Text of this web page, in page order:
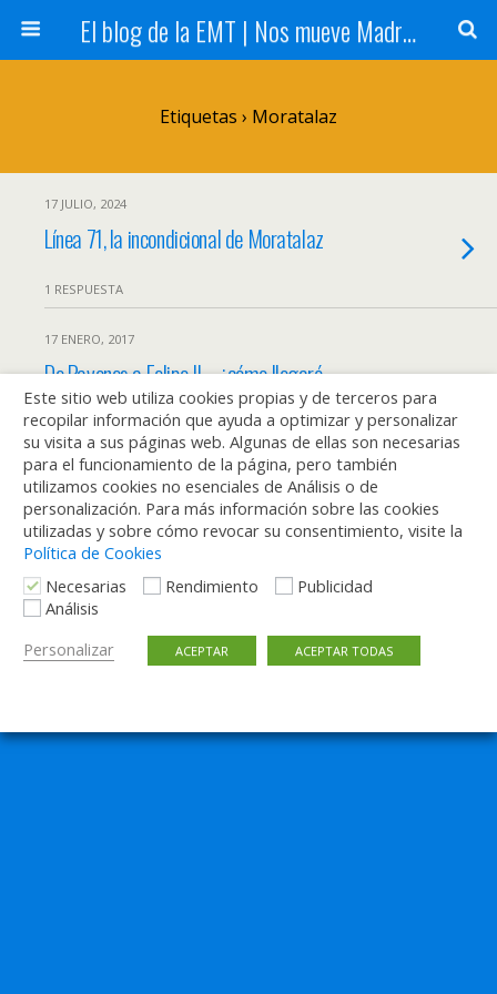
El blog de la EMT | Nos mueve Madrid
Etiquetas › Moratalaz
17 JULIO, 2024
Línea 71, la incondicional de Moratalaz
1 RESPUESTA
17 ENERO, 2017
De Pavones a Felipe II… ¿cómo llegaré
antes?
3 RESPUESTAS
Volver arriba
Móvil Escritorio
Este sitio web utiliza cookies propias y de terceros para
recopilar información que ayuda a optimizar y personalizar
su visita a sus páginas web. Algunas de ellas son necesarias
para el funcionamiento de la página, pero también
utilizamos cookies no esenciales de Análisis o de
personalización. Para más información sobre las cookies
utilizadas y sobre cómo revocar su consentimiento, visite la
Política de Cookies
Necesarias
Rendimiento
Publicidad
Análisis
Personalizar
ACEPTAR ACEPTAR TODAS